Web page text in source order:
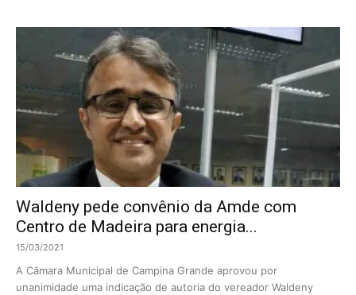
Waldeny pede convênio da Amde com
Centro de Madeira para energia...
15/03/2021
A Câmara Municipal de Campina Grande aprovou por
unanimidade uma indicação de autoria do vereador Waldeny